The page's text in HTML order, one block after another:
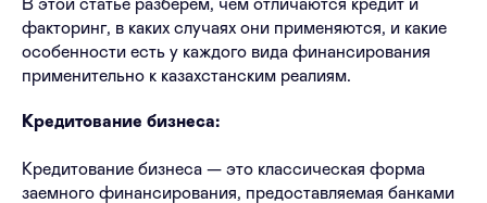
В этой статье разберем, чем отличаются кредит и
факторинг, в каких случаях они применяются, и какие
особенности есть у каждого вида финансирования
применительно к казахстанским реалиям.
Кредитование бизнеса:
Кредитование бизнеса — это классическая форма
заемного финансирования, предоставляемая банками